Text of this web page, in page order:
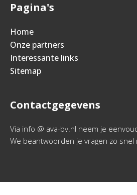
Pagina's
Home
Onze partners
Interessante links
Sitemap
Contactgegevens
Via info @ ava-bv.nl neem je
We beantwoorden je vragen zo snel